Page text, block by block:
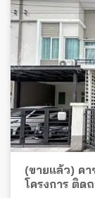
(ขายแล้ว) ค
โครงการ ติด